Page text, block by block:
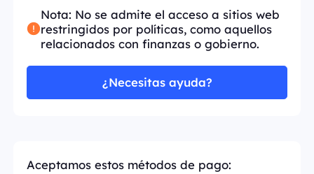
Nota: No se admite el acceso a sitios web
restringidos por políticas, como aquellos
relacionados con finanzas o gobierno.
¿Necesitas ayuda?
Aceptamos estos métodos de pago: